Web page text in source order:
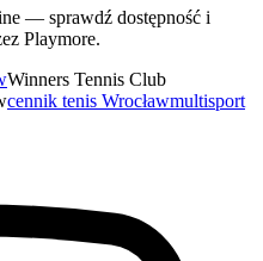
— sprawdź dostępność i
Playmore.
Winners Tennis Club
cennik tenis Wrocławmultisport